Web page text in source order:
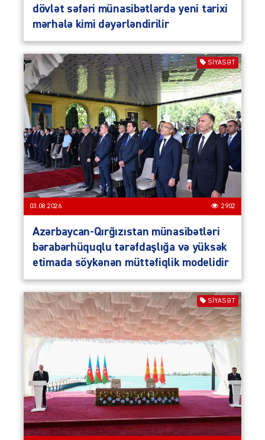
dövlət səfəri münasibətlərdə yeni tarixi
mərhələ kimi dəyərləndirilir
SIYASƏT
03.08.2026 2902
Azərbaycan-Qırğızıstan münasibətləri
bərabərhüquqlu tərəfdaşlığa və yüksək
etimada söykənən müttəfiqlik modelidir
SIYASƏT